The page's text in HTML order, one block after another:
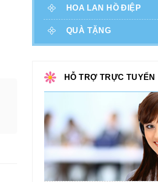
HOA LAN HỒ ĐIỆP
QUÀ TẶNG
HỖ TRỢ TRỰC TUYẾN